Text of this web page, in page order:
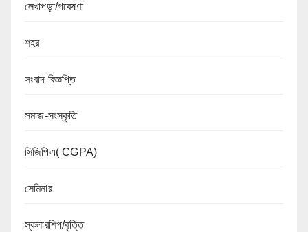
লেখাপড়া/গবেষণা
শহর
সংবাদ বিজ্ঞপ্তি
সমাজ-সংস্কৃতি
সিজিপিএ( CGPA)
সেমিনার
স্কলারশিপ/বৃত্তি